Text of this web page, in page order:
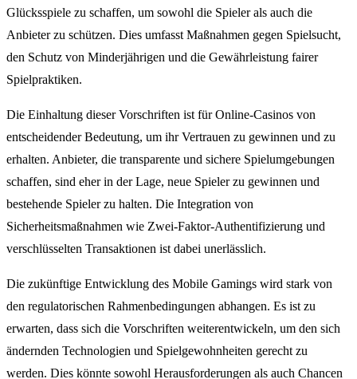
Glücksspiele zu schaffen, um sowohl die Spieler als auch die
Anbieter zu schützen. Dies umfasst Maßnahmen gegen Spielsucht,
den Schutz von Minderjährigen und die Gewährleistung fairer
Spielpraktiken.
Die Einhaltung dieser Vorschriften ist für Online-Casinos von
entscheidender Bedeutung, um ihr Vertrauen zu gewinnen und zu
erhalten. Anbieter, die transparente und sichere Spielumgebungen
schaffen, sind eher in der Lage, neue Spieler zu gewinnen und
bestehende Spieler zu halten. Die Integration von
Sicherheitsmaßnahmen wie Zwei-Faktor-Authentifizierung und
verschlüsselten Transaktionen ist dabei unerlässlich.
Die zukünftige Entwicklung des Mobile Gamings wird stark von
den regulatorischen Rahmenbedingungen abhangen. Es ist zu
erwarten, dass sich die Vorschriften weiterentwickeln, um den sich
ändernden Technologien und Spielgewohnheiten gerecht zu
werden. Dies könnte sowohl Herausforderungen als auch Chancen